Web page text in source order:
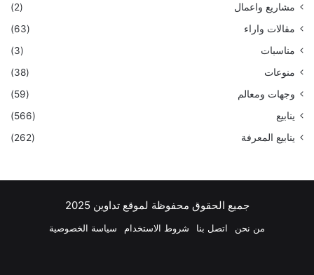
مشاريع واعمال
(2)
مقالات واراء
(63)
مناسبات
(3)
منوعات
(38)
وجهات ومعالم
(59)
ينابيع
(566)
ينابيع المعرفة
(262)
جميع الحقوق محفوظة لموقع تداوين 2025
من نحن اتصل بنا شروط الاستخدام سياسة الخصوصية